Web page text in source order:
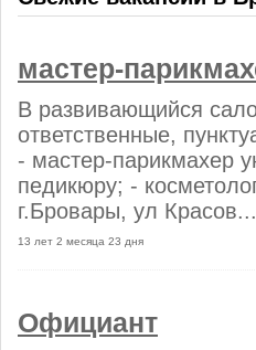
мастер-
В развивающийся
ответственные,
- мастер-парикмахер
педикюру; -
г.Бровары, ул Красов...
13 лет 2 месяца 23 дня
Официант